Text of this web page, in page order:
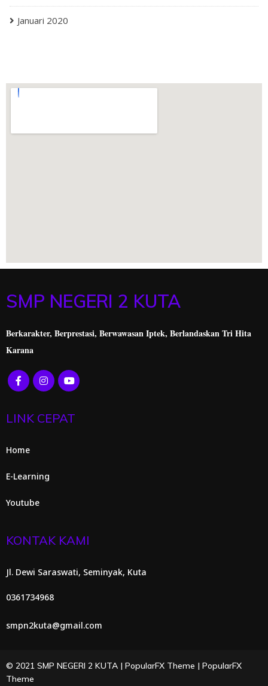
Januari 2020
SMP NEGERI 2 KUTA
Berkarakter, Berprestasi, Berwawasan Iptek, Berlandaskan Tri Hita
Karana
LINK CEPAT
Home
E-Learning
Youtube
KONTAK KAMI
Jl. Dewi Saraswati, Seminyak, Kuta
0361734968
smpn2kuta@gmail.com
© 2021 SMP NEGERI 2 KUTA | PopularFX Theme | PopularFX
Theme